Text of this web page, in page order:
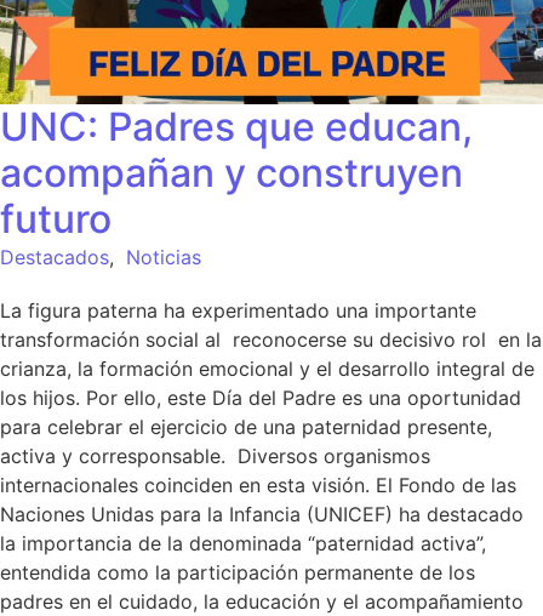
UNC: Padres que educan,
acompañan y construyen
futuro
Destacados, Noticias
La figura paterna ha experimentado una importante
transformación social al reconocerse su decisivo rol en la
crianza, la formación emocional y el desarrollo integral de
los hijos. Por ello, este Día del Padre es una oportunidad
para celebrar el ejercicio de una paternidad presente,
activa y corresponsable. Diversos organismos
internacionales coinciden en esta visión. El Fondo de las
Naciones Unidas para la Infancia (UNICEF) ha destacado
la importancia de la denominada “paternidad activa”,
entendida como la participación permanente de los
padres en el cuidado, la educación y el acompañamiento